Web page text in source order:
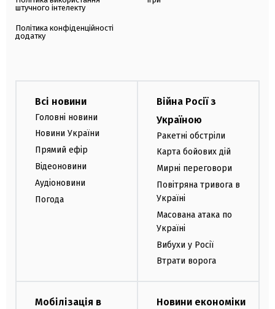
штучного інтелекту
Політика конфіденційності
додатку
Всі новини
Головні новини
Новини України
Прямий ефір
Відеоновини
Аудіоновини
Погода
Війна Росії з
Україною
Ракетні обстріли
Карта бойових дій
Мирні переговори
Повітряна тривога в
Україні
Масована атака по
Україні
Вибухи у Росії
Втрати ворога
Мобілізація в
Новини економіки